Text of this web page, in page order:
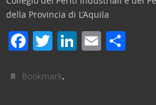
della Provincia di L’Aquila
F
c
T
itt
Li E
Bookmark.